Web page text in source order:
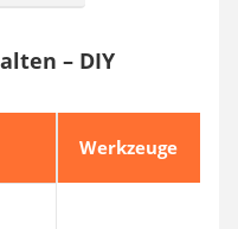
– DIY
Werkzeuge